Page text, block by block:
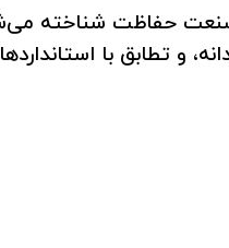
حفاظت شناخته
و تطابق با